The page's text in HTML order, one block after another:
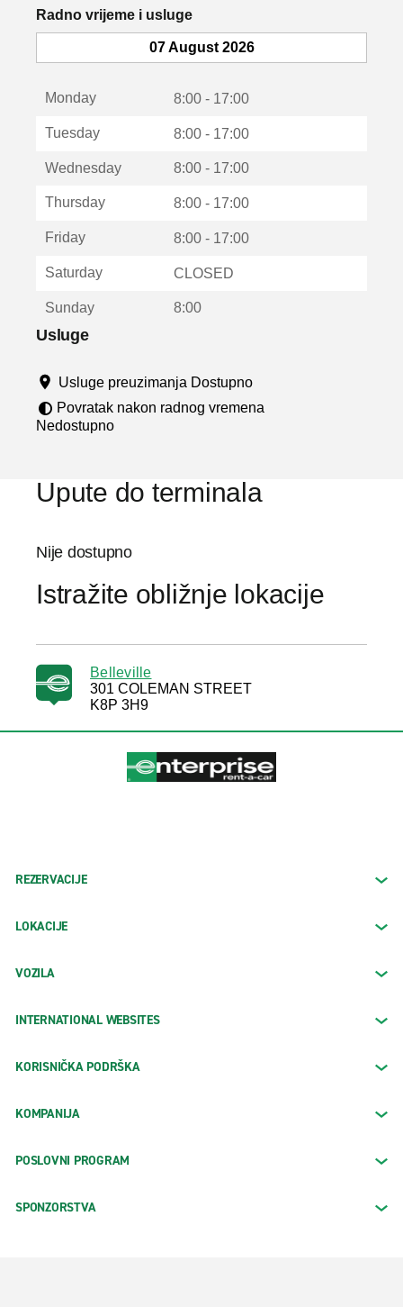
k
o
u
u
Radno vrijeme i usluge
07 August 2026
Monday 8:00 - 17:00
Tuesday 8:00 - 17:00
Wednesday 8:00 - 17:00
Thursday 8:00 - 17:00
Friday 8:00 - 17:00
Saturday CLOSED
Sunday 8:00
Usluge
Usluge preuzimanja Dostupno
Povratak nakon radnog vremena
Nedostupno
Upute do terminala
Nije dostupno
Istražite obližnje lokacije
Belleville
301 COLEMAN STREET
K8P 3H9
REZERVACIJE
LOKACIJE
VOZILA
INTERNATIONAL WEBSITES
KORISNIČKA PODRŠKA
KOMPANIJA
POSLOVNI PROGRAM
SPONZORSTVA